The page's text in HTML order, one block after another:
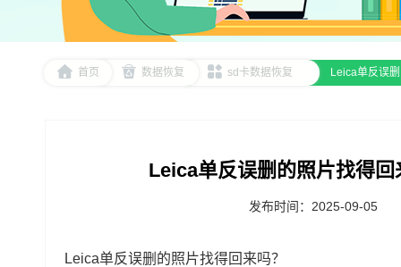
首页 数据恢复 sd卡数据恢复 ‌Leica单反误
‌Leica单反误删的照片找得
发布时间：2025-09-05
Leica单反误删的照片找得回来吗？